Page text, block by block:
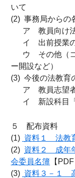
いて
(2) 事務局からの
ア 教員向け法
イ 出前授業の
ウ その他（コ
ー開設など）
(3) 今後の法教育
ア 教員志望者
イ 新設科目「
５ 配布資料
(1) 資料１ 法教
(2) 資料２ 成年
会委員名簿 【PDF
(3) 資料３－１